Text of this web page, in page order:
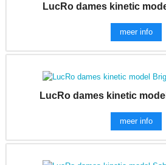
LucRo dames kinetic
meer info
LucRo dames kinetic
meer info